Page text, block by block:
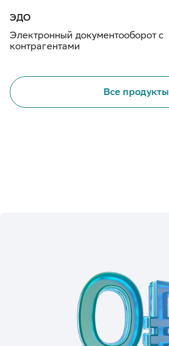
ЭДО
Электронный документооборот с
контрагентами
Все продукты